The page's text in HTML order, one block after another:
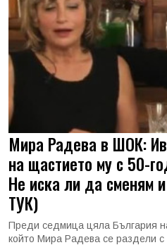
Мира Радева в ШОК:
на щастието му с 50-
Не иска ли да сменям
ТУК)
Преди седмица цяла България
който Мира Радева се раздели